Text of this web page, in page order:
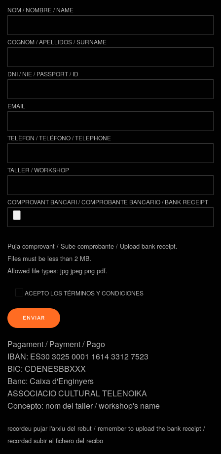
NOM / NOMBRE / NAME
COGNOM / APELLIDOS / SURNAME
DNI / NIE / PASSPORT / ID
EMAIL
TELÈFON / TELÉFONO / TELEPHONE
TALLER / WORKSHOP
COMPROVANT BANCARI / COMPROBANTE BANCARIO / BANK RECEIPT
Puja comprovant / Sube comprobante / Upload bank receipt.
Files must be less than 2 MB.
Allowed file types: jpg jpeg png pdf.
ACEPTO LOS TÉRMINOS Y CONDICIONES
Pagament / Payment / Pago
IBAN: ES30 3025 0001 1614 3312 7523
BIC: CDENESBBXXX
Banc: Caixa d'Enginyers
ASSOCIACIO CULTURAL TELENOIKA
Concepto: nom del taller / workshop's name
recordeu pujar l'arxiu del rebut / remember to upload the bank receipt /
recordad subir el fichero del recibo